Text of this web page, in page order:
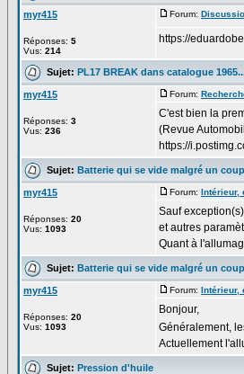
myr415
Réponses: 5
Vus: 214
Forum:
https://
Sujet: PL17 BREAK dans catalogue
myr415
Réponses: 3
Vus: 236
Forum:
C'est bien la
(Revue
https://
Sujet: Batterie qui se vide malgré un
myr415
Réponses: 20
Vus: 1093
Forum: Intérieur,
Sauf
et autres
Quant à
Sujet: Batterie qui se vide malgré un
myr415
Réponses: 20
Vus: 1093
Forum: Intérieur,
Bonjour,
Généralement,
Actuellement
Sujet: Pression d'huile